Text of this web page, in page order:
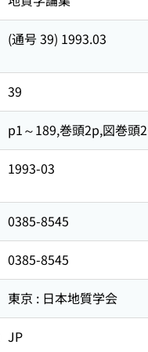
(通号 39) 1993.03
39
p1～189,巻頭2p,図巻頭
1993-03
0385-8545
0385-8545
東京 : 日本地質学会
JP